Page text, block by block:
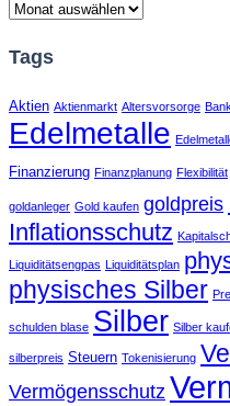
Archiv
Tags
Aktien Aktienmarkt Altersvorsorge Bank
Edelmetalle
Finanzierung Finanzplanung Flexibilität
goldanleger Gold kaufen goldpreis
Inflationsschutz
Liquiditätsengpas Liquiditätsplan
physisches Silber
schulden blase Silber Silber
silberpreis Steuern Tokenisierung
Vermögensschutz